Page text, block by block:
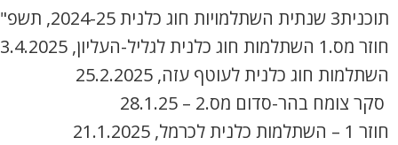
תוכנית3 שנתית השתלמויות חוג כלנית 2024-25, תשפ"ה
חוזר מס.1 השתלמות חוג כלנית לגליל-העליון, 3.4.2025
השתלמות חוג כלנית לעוטף עזה, 25.2.2025
סקר צומח בהר-סדום מס.2 – 28.1.25
חוזר 1 – השתלמות כלנית לכרמל, 21.1.2025